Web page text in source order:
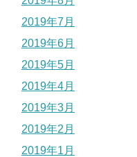
2019年7月
2019年6月
2019年5月
2019年4月
2019年3月
2019年2月
2019年1月